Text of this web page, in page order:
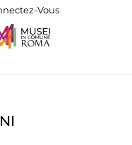
Vous